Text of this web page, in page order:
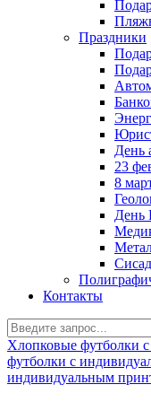
Праздники
День
23
8
День
Контакты
Хлопковые футболки
футболки с
индивидуальным